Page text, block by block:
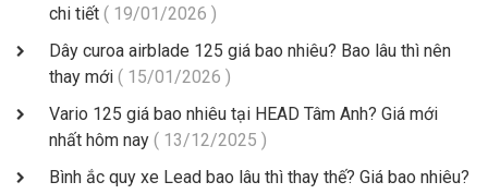
chi tiết ( 19/01/2026 )
Dây curoa airblade 125 giá bao nhiêu? Bao lâu thì nên
thay mới ( 15/01/2026 )
Vario 125 giá bao nhiêu tại HEAD Tâm Anh? Giá mới
nhất hôm nay ( 13/12/2025 )
Bình ắc quy xe Lead bao lâu thì thay thế? Giá bao nhiêu?